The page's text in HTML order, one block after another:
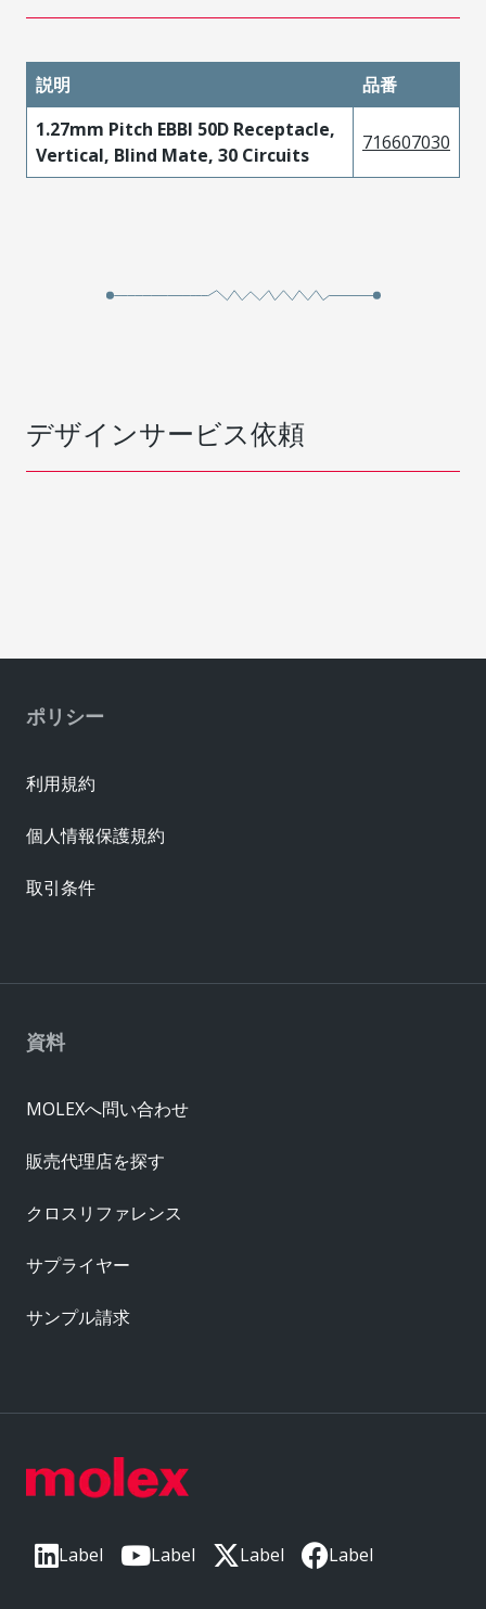
説明
品番
1.27mm Pitch EBBI 50D Receptacle,
Vertical, Blind Mate, 30 Circuits
716607030
デザインサービス依頼
Label Label Label Label
資料
MOLEXへ問い合わせ
販売代理店を探す
クロスリファレンス
サプライヤー
サンプル請求
ポリシー
利用規約
個人情報保護規約
取引条件